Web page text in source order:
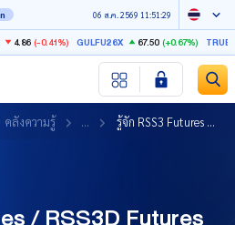
06 ส.ค. 2569 11:51:29
4.86 (-0.41%) GULFU26X 67.50 (+0.67%)
คลังความรู้ ... รู้จัก RSS3 Futures และ RSS3D Futures